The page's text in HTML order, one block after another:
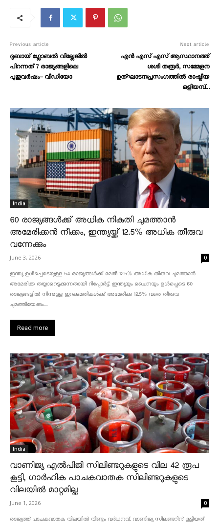
Previous article
ദുബായ് ഗ്ലോബൽ വില്ലേജിൽ
പിറന്നത് 7 രാജ്യങ്ങളിലെ
പുതുവർഷം- വീഡിയോ
Next article
എന്‍ എസ് എസ് ആസ്ഥാനത്ത്
ശശി തരൂർ, സമ്മേളന
ഉത്‌ഘാടനപ്രസംഗത്തിൽ രാഷ്ട്രീയ
ഒളിയമ്പ്…
India
60 രാജ്യങ്ങൾക്ക് അധിക നികുതി ചുമത്താൻ
അമേരിക്കൻ നീക്കം, ഇന്ത്യയ്ക്ക് 12.5% അധിക തീരുവ
വന്നേക്കും
June 3, 2026 0
ഇന്ത്യ ഉൾപ്പെടെയുള്ള 54 രാജ്യങ്ങൾക്ക് മേൽ 12.5% അധിക തീരുവ ചുമത്താൻ
അമേരിക്ക തയ്യാറെടുക്കുന്നതായി റിപ്പോർട്ട്. ഇന്ത്യയും ചൈനയും ഉൾപ്പെടെ 60
രാജ്യങ്ങളിൽ നിന്നുള്ള ഇറക്കുമതികൾക്ക് അമേരിക്ക 12.5% ​​വരെ തീരുവ
ചുമത്തിയേക്കും....
Read more
India
വാണിജ്യ എൽപിജി സിലിണ്ടറുകളുടെ വില 42 രൂപ
കൂട്ടി, ഗാർഹിക പാചകവാതക സിലിണ്ടറുകളുടെ
വിലയിൽ മാറ്റമില്ല
June 1, 2026 0
രാജ്യത്ത് പാചകവാതക വിലയിൽ വീണ്ടും വർധനവ്. വാണിജ്യ സിലണ്ടറിന് കൂട്ടിയത്